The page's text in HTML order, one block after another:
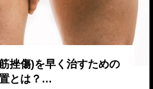
挫傷)を早く治すための
とは？…